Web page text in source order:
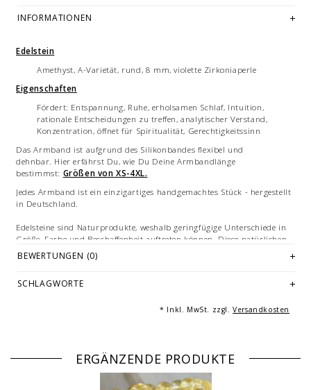
INFORMATIONEN
Edelstein
Amethyst, A-Varietät, rund, 8 mm, violette Zirkoniaperle
Eigenschaften
Fördert: Entspannung, Ruhe, erholsamen Schlaf, Intuition,
rationale Entscheidungen zu treffen, analytischer Verstand,
Konzentration, öffnet für Spiritualität, Gerechtigkeitssinn
Das Armband ist aufgrund des Silikonbandes flexibel und
dehnbar. Hier erfährst Du, wie Du Deine Armbandlänge
bestimmst: Größen von XS-4XL.
Jedes Armband ist ein einzigartiges handgemachtes Stück - hergestellt
in Deutschland.
Edelsteine sind Naturprodukte, weshalb geringfügige Unterschiede in
Größe, Farbe und Beschaffenheit auftreten können. Diese natürlichen
Variationen stellen keinen Qualitätsmangel dar.
verschiedenen Größen. Mehrfachabbildungen dienen der Vermarktung
BEWERTUNGEN (0)
SCHLAGWORTE
* Inkl. MwSt. zzgl.Versandkosten
ERGÄNZENDE PRODUKTE